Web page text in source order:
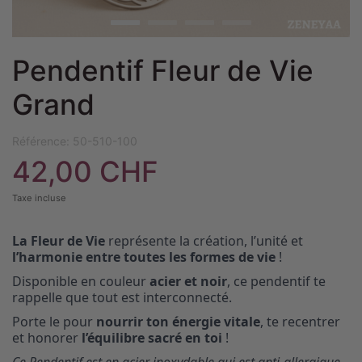
Pendentif Fleur de Vie
Grand
Référence: 50-510-100
42,00 CHF
Taxe incluse
La Fleur de Vie représente la création, l’unité et
l’harmonie entre toutes les formes de vie !
Disponible en couleur acier et noir, ce pendentif te
rappelle que tout est interconnecté.
Porte le pour nourrir ton énergie vitale, te recentrer
et honorer l’équilibre sacré en toi !